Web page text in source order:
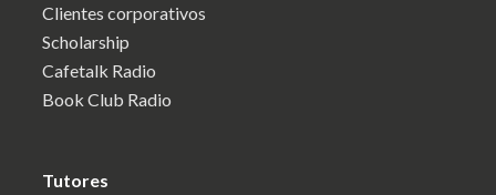
Clientes corporativos
Scholarship
Cafetalk Radio
Book Club Radio
Tutores